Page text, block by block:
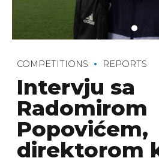
COMPETITIONS REPORTS
Intervju sa
Radomirom
Popovićem,
direktorom